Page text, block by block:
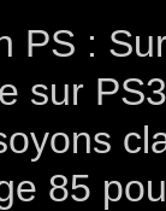
PS :
sur
85